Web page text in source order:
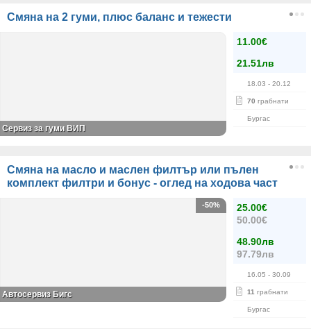
Смяна на 2 гуми, плюс баланс и тежести
11.00€
21.51лв
18.03 - 20.12
70 грабнати
Бургас
Сервиз за гуми ВИП
Смяна на масло и маслен филтър или пълен
комплект филтри и бонус - оглед на ходова част
25.00€
50.00€
48.90лв
97.79лв
16.05 - 30.09
11 грабнати
Бургас
-50%
Автосервиз Бигс